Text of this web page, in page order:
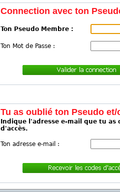
Connection avec ton
Ton Pseudo Membre :
Ton Mot de Passe :
Tu as oublié ton Pseudo
Indique l'adresse e-mail que tu
d'accès.
Ton adresse e-mail :